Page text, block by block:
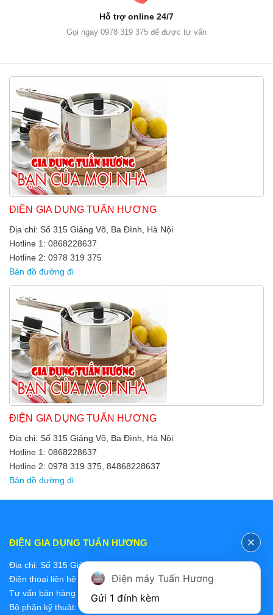
Hỗ trợ online 24/7
Gọi ngay 0978 319 375 để được tư vấn
ĐIỆN GIA DỤNG TUẤN HƯƠNG
Địa chỉ: Số 315 Giảng Võ, Ba Đình, Hà Nội
Hotline 1: 0868228637
Hotline 2: 0978 319 375
Bản đồ đường đi
ĐIỆN GIA DỤNG TUẤN HƯƠNG
Địa chỉ: Số 315 Giảng Võ, Ba Đình, Hà Nội
Hotline 1: 0868228637
Hotline 2: 0978 319 375, 84868228637
Bản đồ đường đi
ĐIỆN GIA DỤNG TUẤN HƯƠNG
Địa chỉ: Số 315 Giảng Võ, Ba Đình, Hà Nội
Điện thoại liên hệ các bộ phận:
Tư vấn bán hàng 2: 0868228637
Bộ phận kỹ thuật: 0978 319 375
Điện máy Tuấn Hương
Gửi 1 đính kèm